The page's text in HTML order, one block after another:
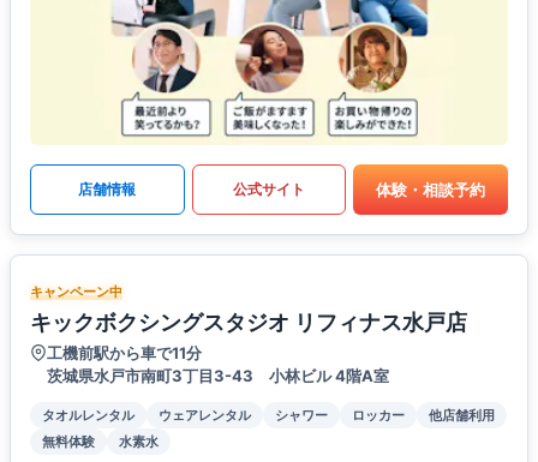
店舗情報 公式サイト 体験・相談予約
キャンペーン中
キックボクシングスタジオ リフィナス水戸店
工機前駅から車で11分
茨城県水戸市南町3丁目3-43 小林ビル 4階A室
タオルレンタル ウェアレンタル シャワー ロッカー
他店舗利用
無料体験
水素水